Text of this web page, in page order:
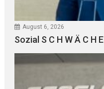
August 6, 2026
Sozial S C H W Ä C H